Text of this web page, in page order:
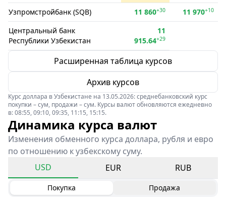
Узпромстройбанк (SQB) 11 860+30 11 970+10
Центральный банк
Республики Узбекистан
11
915.64+29
Расширенная таблица курсов
Архив курсов
Курс доллара в Узбекистане на 13.05.2026: среднебанковский курс
покупки – сум, продажи – сум. Курсы валют обновляются ежедневно
в: 08:55, 09:10, 09:35, 11:15, 15:15.
Динамика курса валют
Изменения обменного курса доллара, рубля и евро
по отношению к узбекскому суму.
USD
EUR RUB
Покупка Продажа